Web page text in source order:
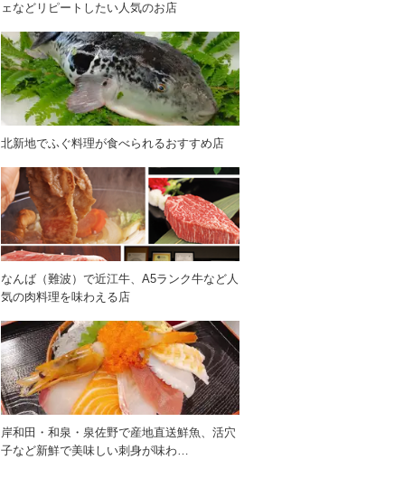
ェなどリピートしたい人気のお店
北新地でふぐ料理が食べられるおすすめ店
なんば（難波）で近江牛、A5ランク牛など人
気の肉料理を味わえる店
岸和田・和泉・泉佐野で産地直送鮮魚、活穴
子など新鮮で美味しい刺身が味わ…